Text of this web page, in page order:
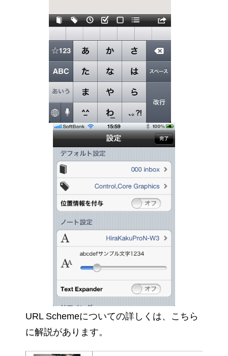
URL Schemeについての詳しくは、こちら
に解説があります。